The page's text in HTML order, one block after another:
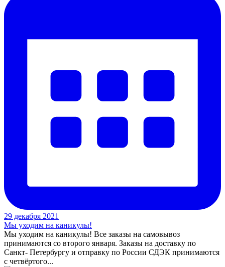
29 декабря 2021
Мы уходим на каникулы!
Мы уходим на каникулы! Все заказы на самовывоз
принимаются со второго января. Заказы на доставку по
Санкт- Петербургу и отправку по России СДЭК принимаются
с четвёртого...